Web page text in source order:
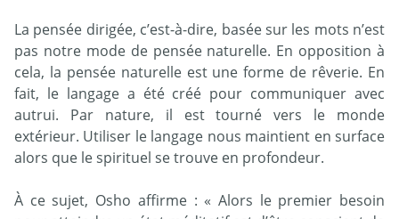
La pensée dirigée, c’est-à-dire, basée sur les mots n’est
pas notre mode de pensée naturelle. En opposition à
cela, la pensée naturelle est une forme de rêverie. En
fait, le langage a été créé pour communiquer avec
autrui. Par nature, il est tourné vers le monde
extérieur. Utiliser le langage nous maintient en surface
alors que le spirituel se trouve en profondeur.
À ce sujet, Osho affirme : « Alors le premier besoin